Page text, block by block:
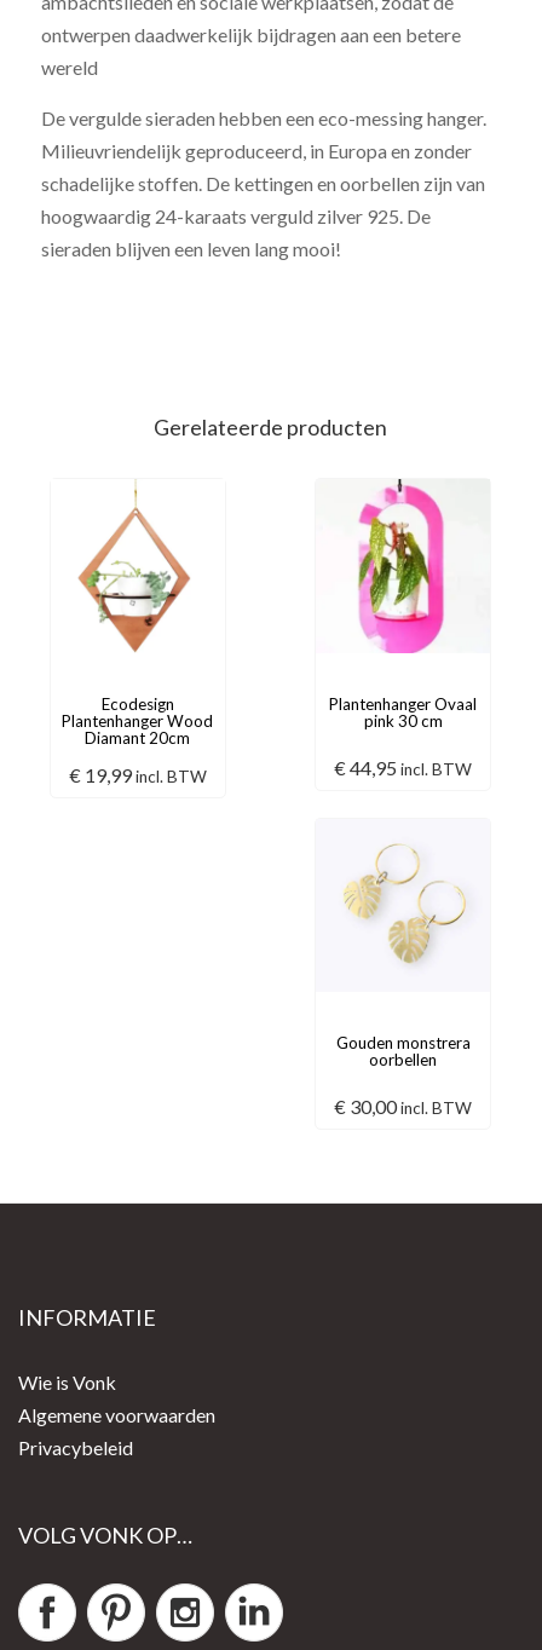
ontwerpen daadwerkelijk bijdragen aan een betere
wereld
De vergulde sieraden hebben een eco-messing hanger.
Milieuvriendelijk geproduceerd, in Europa en zonder
schadelijke stoffen. De kettingen en oorbellen zijn van
hoogwaardig 24-karaats verguld zilver 925. De
sieraden blijven een leven lang mooi!
Gerelateerde producten
Ecodesign
Plantenhanger Wood
Diamant 20cm
€ 19,99 incl. BTW
Plantenhanger Ovaal
pink 30 cm
€ 44,95 incl. BTW
Gouden monstrera
oorbellen
€ 30,00incl. BTW
INFORMATIE
Wie is Vonk
Algemene voorwaarden
Privacybeleid
VOLG VONK OP…